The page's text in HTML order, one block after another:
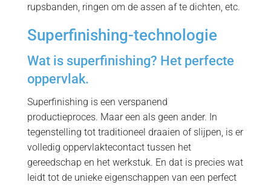
rupsbanden, ringen om de assen af ​​te dichten, etc.
Superfinishing-technologie
Wat is superfinishing? Het perfecte
oppervlak.
Superfinishing is een verspanend
productieproces. Maar een als geen ander. In
tegenstelling tot traditioneel draaien of slijpen, is er
volledig oppervlaktecontact tussen het
gereedschap en het werkstuk. En dat is precies wat
leidt tot de unieke eigenschappen van een perfect